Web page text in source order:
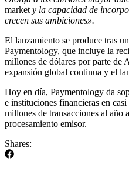
market y la capacidad de
crecen sus ambiciones».
El lanzamiento se produce tras
Paymentology, que incluye la
millones de dólares por parte de
expansión global continua y el
Hoy en día, Paymentology da
e instituciones financieras en
millones de transacciones al año
procesamiento emisor.
Shares: